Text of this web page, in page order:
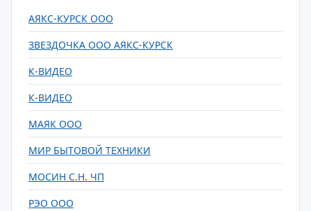
АЯКС-КУРСК ООО
ЗВЕЗДОЧКА ООО АЯКС-КУРСК
К-ВИДЕО
К-ВИДЕО
МАЯК ООО
МИР БЫТОВОЙ ТЕХНИКИ
МОСИН С.Н. ЧП
РЭО ООО